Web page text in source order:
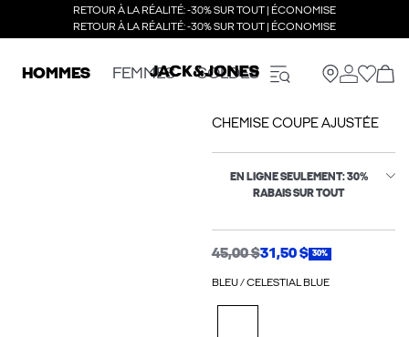
RETOUR À LA RÉALITÉ: -30% SUR TOUT | ÉCONOMISE
RETOUR À LA RÉALITÉ: -30% SUR TOUT | ÉCONOMISE
HOMMES FEMMES SOLDES
CHEMISE COUPE AJUSTÉE
EN LIGNE SEULEMENT: 30%
RABAIS SUR TOUT
45,00 $31,50 $ 30%
BLEU / CELESTIAL BLUE